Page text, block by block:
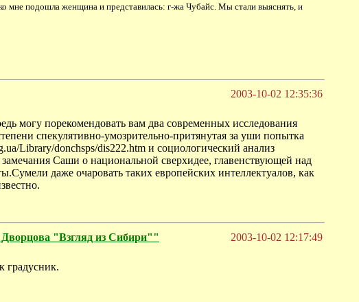
мне подошла женщина и представилась: г-жа Чубайс. Мы стали выяснять, и
2003-10-02 12:35:36
могу порекомендовать вам два современных исследования
спекулятивно-умозрительно-притянутая за уши попытка
Library/donchsps/dis222.htm и социологический анализ
Саши о национальной сверхидее, главенствующей над
даже очаровать таких европейских интеллектуалов, как
"Взгляд из Сибири""
2003-10-02 12:17:49
градусник.